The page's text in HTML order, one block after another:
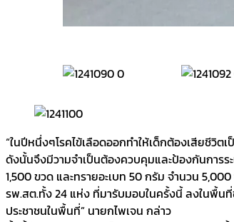
“ในปีหนึ่งๆโรคไข้เลือดออกทำให้เด็กต้องเสียชีวิต
ดังนั้นจึงมีวามจำเป็นต้องควบคุมและป้องกันการ
1,500 ขวด และทรายอะเบท 50 กรัม จำนวน
รพ.สต.ทั้ง 24 แห่ง ที่มารับมอบในครั้งนี้ ลงในพื้น
ประชาชนในพื้นที่” นายกไพเจน กล่าว